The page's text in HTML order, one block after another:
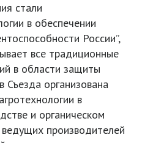
стали
в обеспечении
России”,
все традиционные
в области защиты
Съезда организована
в
и органическом
производителей